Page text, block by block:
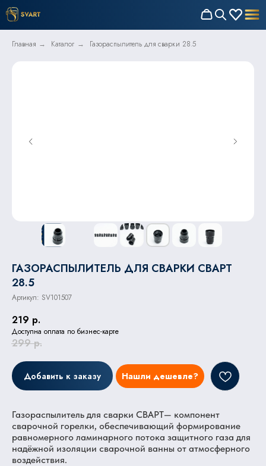
Главная → Каталог → Газораспылитель для сварки 28.5
ГАЗОРАСПЫЛИТЕЛЬ ДЛЯ СВАРКИ СВАРТ
28.5
Артикул: SV101507
219 р.
Доступна оплата по бизнес-карте
299 р.
Добавить к заказу Нашли дешевле?
Газораспылитель для сварки СВАРТ— компонент
сварочной горелки, обеспечивающий формирование
равномерного ламинарного потока защитного газа для
надёжной изоляции сварочной ванны от атмосферного
воздействия.